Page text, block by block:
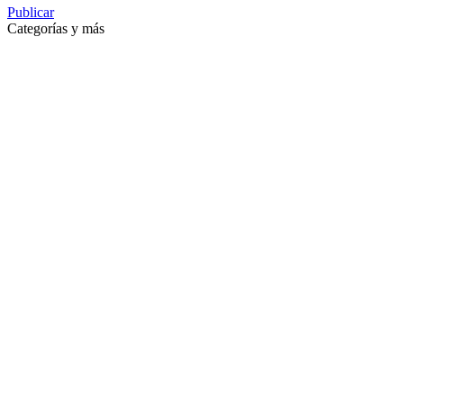
Publicar
Categorías y más